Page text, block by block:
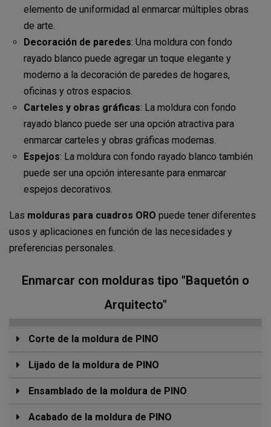
elemento de uniformidad al enmarcar múltiples obras
de arte.
Decoración de paredes: Una moldura con fondo
rayado blanco puede agregar un toque elegante y
moderno a la decoración de paredes de hogares,
oficinas y otros espacios.
Carteles y obras gráficas: La moldura con fondo
rayado blanco puede ser una opción atractiva para
enmarcar carteles y obras gráficas modernas.
Espejos: La moldura con fondo rayado blanco también
puede ser una opción interesante para enmarcar
espejos decorativos.
Las molduras para cuadros ORO puede tener diferentes
usos y aplicaciones en función de las necesidades y
preferencias personales.
Enmarcar con molduras tipo "Baquetón o
Arquitecto"
Corte de la moldura de PINO
Lijado de la moldura de PINO
Ensamblado de la moldura de PINO
Acabado de la moldura de PINO